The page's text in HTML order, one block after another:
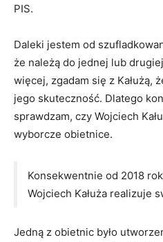
PIS.
Daleki jestem od
że należą do jednej lub
więcej, zgadam się z Kałużą,
jego skuteczność. Dlatego
sprawdzam, czy Wojciech
wyborcze obietnice.
Konsekwentnie od 2018
Wojciech Kałuża realizuje
Jedną z obietnic było